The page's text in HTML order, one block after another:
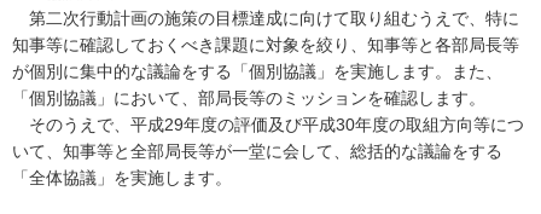
第二次行動計画の施策の目標達成に向けて取り組むうえで、特に
知事等に確認しておくべき課題に対象を絞り、知事等と各部局長等
が個別に集中的な議論をする「個別協議」を実施します。また、
「個別協議」において、部局長等のミッションを確認します。
そのうえで、平成29年度の評価及び平成30年度の取組方向等につ
いて、知事等と全部局長等が一堂に会して、総括的な議論をする
「全体協議」を実施します。